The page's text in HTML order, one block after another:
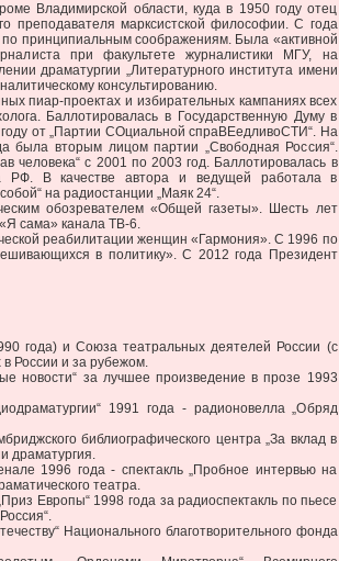
Владимирской области, куда в 1950 году отец
преподавателя марксистской философии. С года
принципиальным соображениям. Была «активной
при факультете журналистики МГУ, на
драматургии „Литературного института имени
консультированию.
пиар-проектах и избирательных кампаниях всех
Баллотировалась в Государственную Думу в
от „Партии СОциальной спраВЕедливоСТИ“. На
была вторым лицом партии „Свободная Россия“.
человека“ с 2001 по 2003 год. Баллотировалась в
РФ. В качестве автора и ведущей работала в
на радиостанции „Маяк 24“.
обозревателем «Общей газеты». Шесть лет
сама» канала ТВ-6.
реабилитации женщин «Гармония». С 1996 по
в политику». С 2012 года Президент
года) и Союза театральных деятелей России (с
России и за рубежом.
новости“ за лучшее произведение в прозе 1993
1991 года - радионовелла „Обряд
библиографического центра „За вклад в
драматургия.
1996 года - спектакль „Пробное интервью на
театра.
Европы“ 1998 года за радиоспектакль по пьесе
Национального благотворительного фонда